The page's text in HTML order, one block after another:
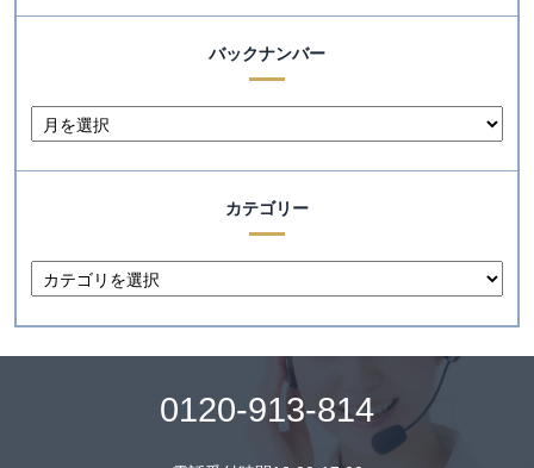
バックナンバー
カテゴリー
0120-913-814